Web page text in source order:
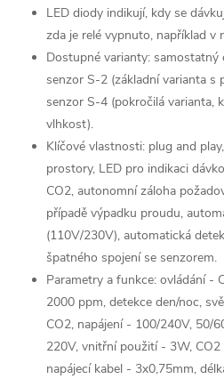
LED diody indikují, kdy se
zda je relé vypnuto, například v
Dostupné varianty: samostatný
senzor S-2 (základní varianta s
senzor S-4 (pokročilá varianta,
vlhkost).
Klíčové vlastnosti: plug and
prostory, LED pro indikaci
CO2, autonomní záloha
případě výpadku proudu,
(110V/230V), automatická
špatného spojení se senzorem.
Parametry a funkce: ovládání -
2000 ppm, detekce den/noc,
CO2, napájení - 100/240V, 50/
220V, vnitřní použití - 3W,
napájecí kabel - 3x0,75mm,